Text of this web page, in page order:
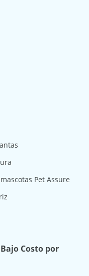
Pet Assure
Costo por